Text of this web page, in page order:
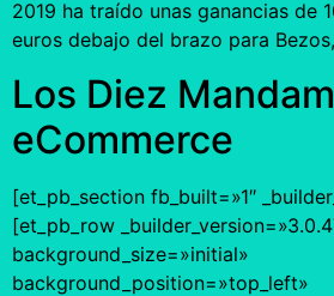
2019 ha traído unas ganancias de
euros debajo del brazo para
Los Diez
eCommerce
[et_pb_section fb_built=»1″
[et_pb_row
background_size=»initial»
background_position=»top_left»